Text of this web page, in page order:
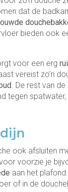
dat de
bieden ook
voor een erg
vereist zo’n
. De rest van
tegen
ook afsluiten
voorzie je
aan het
of in de